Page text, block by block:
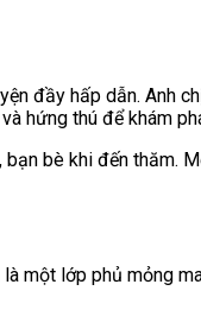
đầy hấp dẫn. Anh
hứng thú để khám
bè khi đến thăm.
một lớp phủ mỏng